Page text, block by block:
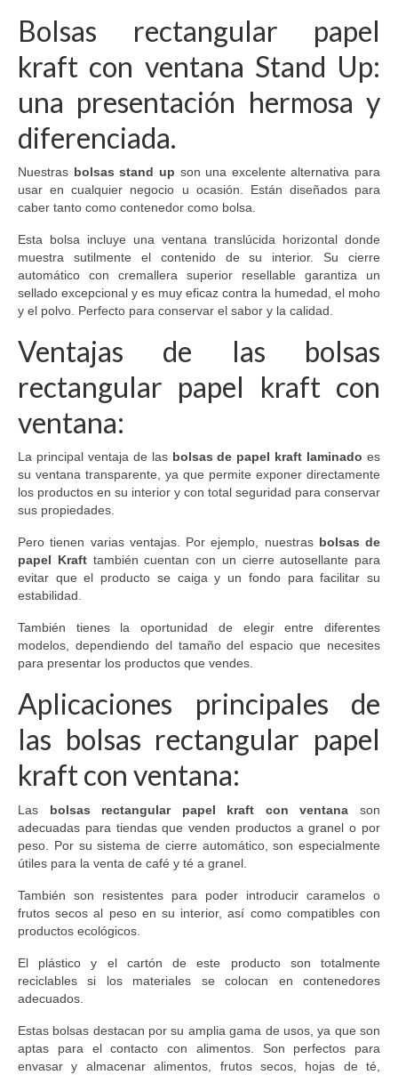
Bolsas rectangular papel
kraft con ventana Stand Up:
una presentación hermosa y
diferenciada.
Nuestras bolsas stand up son una excelente alternativa para
usar en cualquier negocio u ocasión. Están diseñados para
caber tanto como contenedor como bolsa.
Esta bolsa incluye una ventana translúcida horizontal donde
muestra sutilmente el contenido de su interior. Su cierre
automático con cremallera superior resellable garantiza un
sellado excepcional y es muy eficaz contra la humedad, el moho
y el polvo. Perfecto para conservar el sabor y la calidad.
Ventajas de las bolsas
rectangular papel kraft con
ventana:
La principal ventaja de las bolsas de papel kraft laminado es
su ventana transparente, ya que permite exponer directamente
los productos en su interior y con total seguridad para conservar
sus propiedades.
Pero tienen varias ventajas. Por ejemplo, nuestras bolsas de
papel Krafttambién cuentan con un cierre autosellante para
evitar que el producto se caiga y un fondo para facilitar su
estabilidad.
También tienes la oportunidad de elegir entre diferentes
modelos, dependiendo del tamaño del espacio que necesites
para presentar los productos que vendes.
Aplicaciones principales de
las bolsas rectangular papel
kraft con ventana:
Las bolsas rectangular papel kraft con ventana son
adecuadas para tiendas que venden productos a granel o por
peso. Por su sistema de cierre automático, son especialmente
útiles para la venta de café y té a granel.
También son resistentes para poder introducir caramelos o
frutos secos al peso en su interior, así como compatibles con
productos ecológicos.
El plástico y el cartón de este producto son totalmente
reciclables si los materiales se colocan en contenedores
adecuados.
Estas bolsas destacan por su amplia gama de usos, ya que son
aptas para el contacto con alimentos. Son perfectos para
envasar y almacenar alimentos, frutos secos, hojas de té,